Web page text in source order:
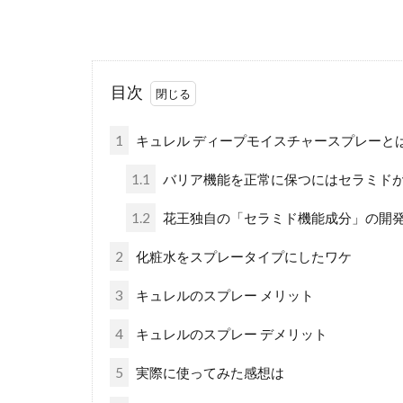
目次
1 キュレル ディープモイスチャースプレーと
1.1 バリア機能を正常に保つにはセラミド
1.2 花王独自の「セラミド機能成分」の開
2 化粧水をスプレータイプにしたワケ
3 キュレルのスプレー メリット
4 キュレルのスプレー デメリット
5 実際に使ってみた感想は